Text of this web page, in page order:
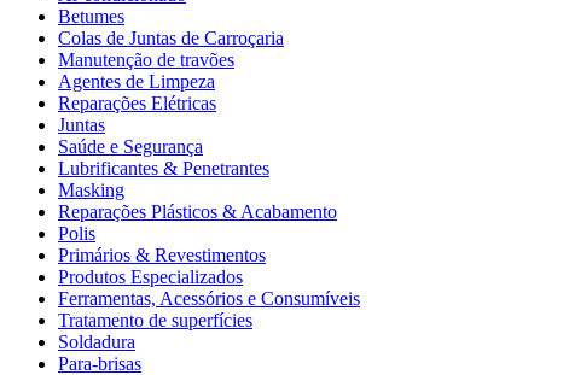
Betumes
Colas de Juntas de Carroçaria
Manutenção de travões
Agentes de Limpeza
Reparações Elétricas
Juntas
Saúde e Segurança
Lubrificantes & Penetrantes
Masking
Reparações Plásticos & Acabamento
Polis
Primários & Revestimentos
Produtos Especializados
Ferramentas, Acessórios e Consumíveis
Tratamento de superfícies
Soldadura
Para-brisas